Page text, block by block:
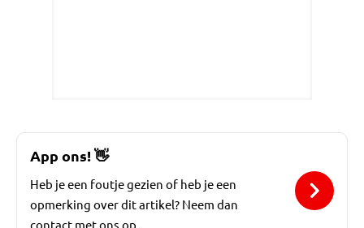
App ons!👋
Heb je een foutje gezien of heb je een
opmerking over dit artikel? Neem dan
contact met ons op.